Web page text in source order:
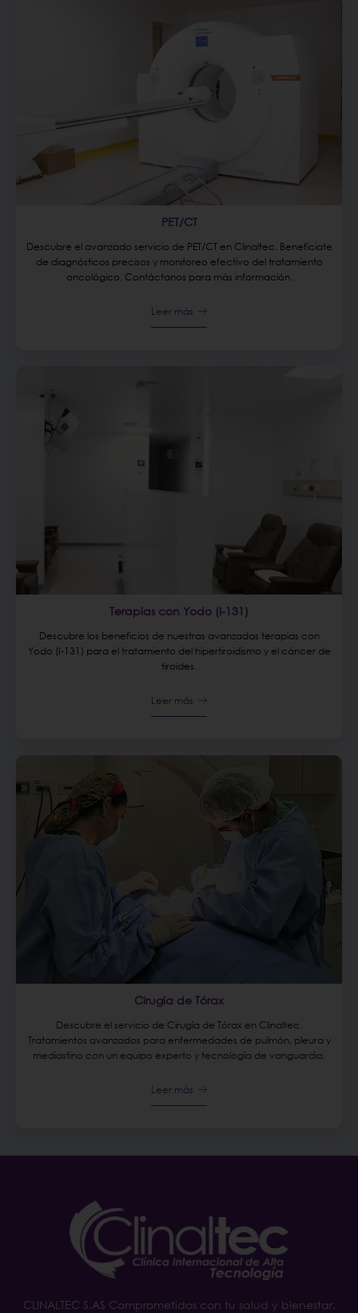
PET/CT
Descubre el avanzado servicio de PET/CT en Clinaltec. Benefíciate
de diagnósticos precisos y monitoreo efectivo del tratamiento
oncológico. Contáctanos para más información.
Leer más
Terapias con Yodo (I-131)
Descubre los beneficios de nuestras avanzadas terapias con
Yodo (I-131) para el tratamiento del hipertiroidismo y el cáncer de
tiroides.
Leer más
Cirugía de Tórax
Descubre el servicio de Cirugía de Tórax en Clinaltec.
Tratamientos avanzados para enfermedades de pulmón, pleura y
mediastino con un equipo experto y tecnología de vanguardia.
Leer más
CLINALTEC S.AS Comprometidos con tu salud y bienestar,